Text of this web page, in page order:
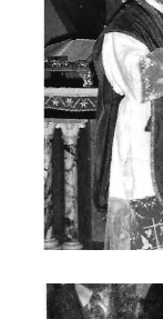
Mario Realini